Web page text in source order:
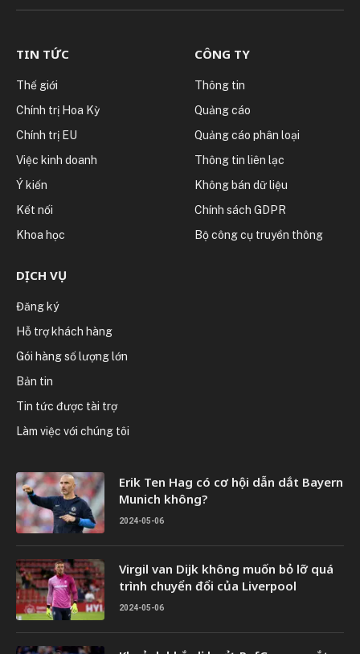
TIN TỨC
Thế giới
Chính trị Hoa Kỳ
Chính trị EU
Việc kinh doanh
Ý kiến
Kết nối
Khoa học
CÔNG TY
Thông tin
Quảng cáo
Quảng cáo phân loại
Thông tin liên lạc
Không bán dữ liệu
Chính sách GDPR
Bộ công cụ truyền thông
DỊCH VỤ
Đăng ký
Hỗ trợ khách hàng
Gói hàng số lượng lớn
Bản tin
Tin tức được tài trợ
Làm việc với chúng tôi
Erik Ten Hag có cơ hội dẫn dắt Bayern
Munich không?
2024-05-06
Virgil van Dijk không muốn bỏ lỡ quá
trình chuyển đổi của Liverpool
2024-05-06